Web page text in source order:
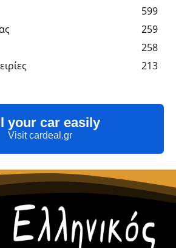
599
259
258
213
your car easily
Visit cardeal.gr